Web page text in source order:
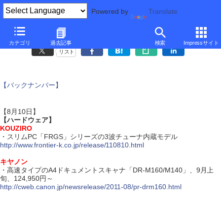
Powered by Translate
カテゴリ 過去記事 検索 Impressサイト
リスト
【バックナンバー】
【8月10日】
【ハードウェア】
KOUZIRO
・スリムPC「FRGS」シリーズの3波チューナ内蔵モデル
http://www.frontier-k.co.jp/release/110810.html
キヤノン
・高速タイプのA4ドキュメントスキャナ「DR-M160/M140」、9月上
旬、124,950円～
http://cweb.canon.jp/newsrelease/2011-08/pr-drm160.html